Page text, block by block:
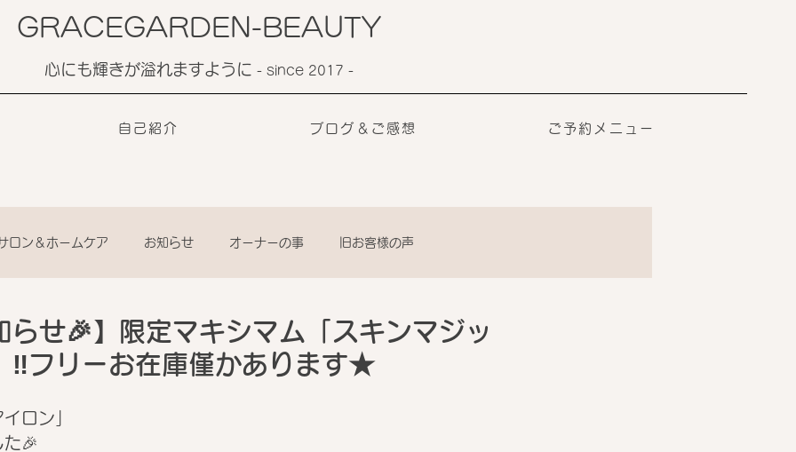
GRACEGARDEN-BEAUTY
心にも輝きが溢れますように ​- since 2017 -
自己紹介 ブログ＆ご感想 ご予約メニュー
ロン＆ホームケア お知らせ オーナーの事 旧お客様の声
らせ🎉】限定マキシマム「スキンマジッ
‼️フリーお在庫僅かあります★
ロン」
🎉